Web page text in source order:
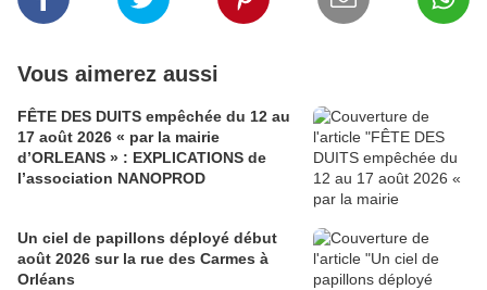
Vous aimerez aussi
FÊTE DES DUITS empêchée du 12 au
17 août 2026 « par la mairie
d’ORLEANS » : EXPLICATIONS de
l’association NANOPROD
Un ciel de papillons déployé début
août 2026 sur la rue des Carmes à
Orléans